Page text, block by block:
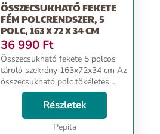
ÖSSZECSUKHATÓ FEKETE
FÉM POLCRENDSZER, 5
POLC, 163 X 72 X 34 CM
36 990 Ft
Összecsukható fekete 5 polcos
tároló szekrény 163x72x34 cm Az
összecsukható polc tökéletes
megoldás otthonába! A kerekek
használatának köszönhetően
pozicionálása rendkívül egyszerű
lesz. 2 kerék zárr...
Részletek
Pepita